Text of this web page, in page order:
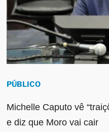
PÚBLICO
Michelle Caputo vê
e diz que Moro vai cair